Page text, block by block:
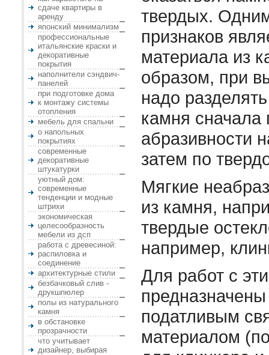
сдаче квартиры в
аренду
японский минимализм
профессиональные
итальянские краски и
декоративные
покрытия
наполнители сэндвич-
панелей
при подготовке дома
к монтажу системы
отопления
мебель для спальни
о напольных
покрытиях
современные
декоративные
штукатурки
уютный дом:
современные
тенденции и модные
штрихи
экономическая
целесообразность
мебели из дсп
работа с древесиной:
распиловка и
соединение
архитектурные стили
безбачковый слив -
друкшпюлер
полы из натурального
камня
в обстановке
прозрачности
что учитывает
дизайнер, выбирая
твердых.
признаков
материала из
образом, при
надо
камня сначала
абразивности
затем по
Мягкие
из камня,
твердые
например,
Для работ с
податливым
материалом